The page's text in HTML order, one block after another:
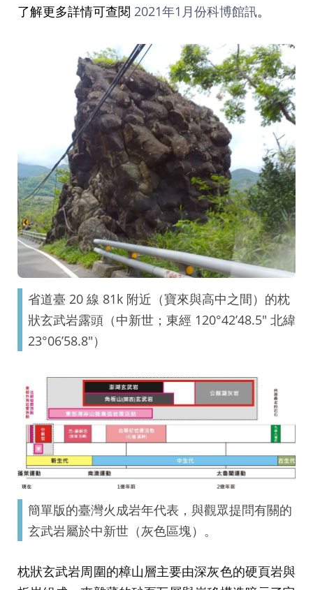
了解更多詳情可查閱 2021年1月份科博館訊。
省道臺 20 線 81k 附近（寶來與高中之間）的枕
狀玄武岩露頭（中新世；東經 120°42’48.5″ 北緯
23°06’58.8″）
簡單版的臺灣火成岩年代表，與觀眾提問有關的
玄武岩屬於中新世（灰色區塊）。
枕狀玄武岩周圍的樟山層主要由深灰色的硬頁岩與